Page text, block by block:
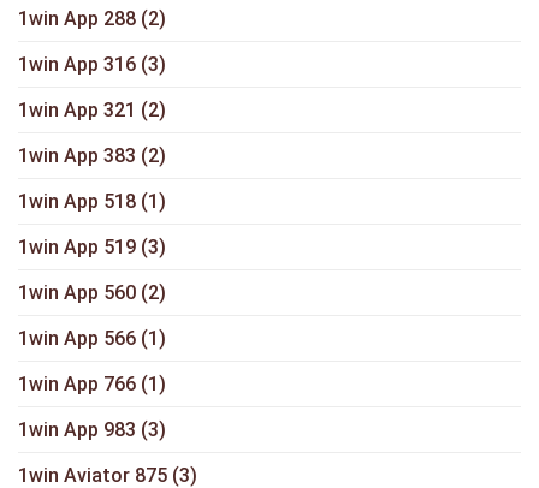
1win App 288 (2)
1win App 316 (3)
1win App 321 (2)
1win App 383 (2)
1win App 518 (1)
1win App 519 (3)
1win App 560 (2)
1win App 566 (1)
1win App 766 (1)
1win App 983 (3)
1win Aviator 875 (3)